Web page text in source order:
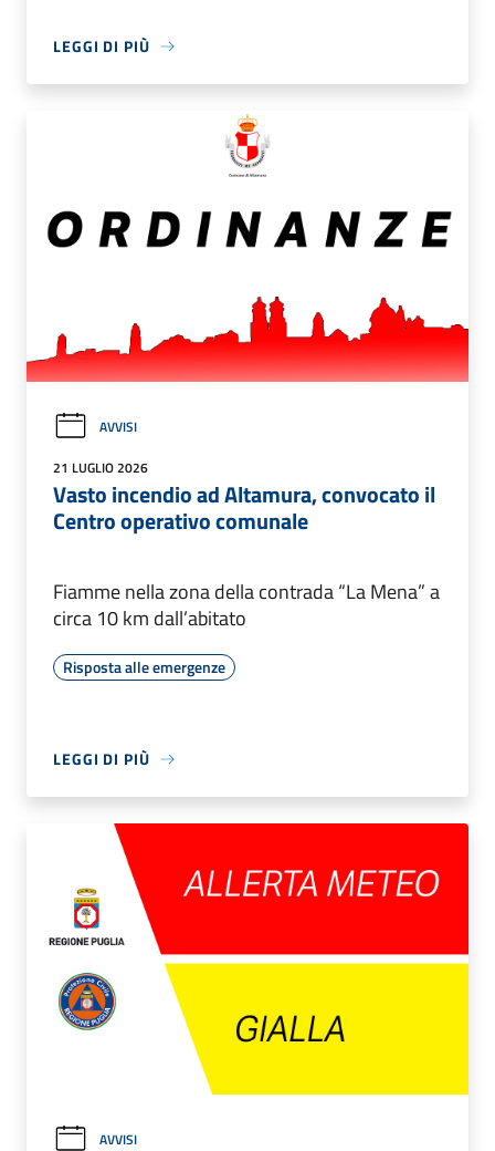
LEGGI DI PIÙ
AVVISI
21 LUGLIO 2026
Vasto incendio ad Altamura, convocato il
Centro operativo comunale
Fiamme nella zona della contrada “La Mena” a
circa 10 km dall’abitato
Risposta alle emergenze
LEGGI DI PIÙ
AVVISI